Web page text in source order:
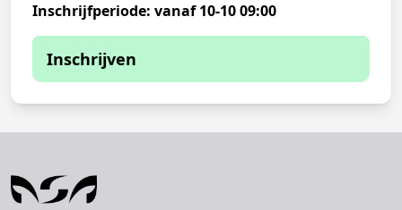
Inschrijfperiode: vanaf 10-10 09:00
Inschrijven